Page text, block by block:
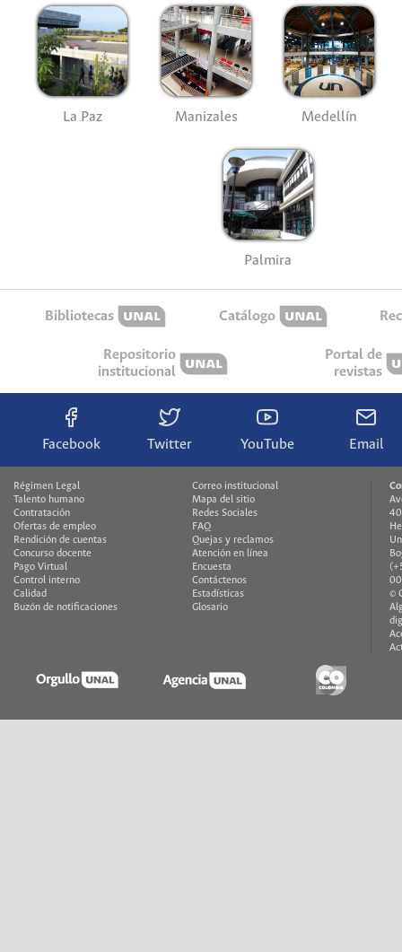
La Paz Manizales Medellín
Palmira
Bibliotecas Catálogo
Repositorio
institucional
Portal de
revistas
Facebook Twitter YouTube Email
Régimen Legal
Talento humano
Contratación
Ofertas de empleo
Rendición de cuentas
Concurso docente
Pago Virtual
Control interno
Calidad
Buzón de notificaciones
Correo institucional
Mapa del sitio
Redes Sociales
FAQ
Quejas y reclamos
Atención en línea
Encuesta
Contáctenos
Estadísticas
Glosario
©